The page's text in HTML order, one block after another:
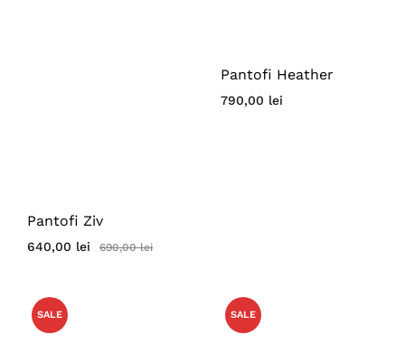
Pantofi Ziv
640,00 lei 690,00lei
Pantofi Heather
790,00 lei
SALE SALE